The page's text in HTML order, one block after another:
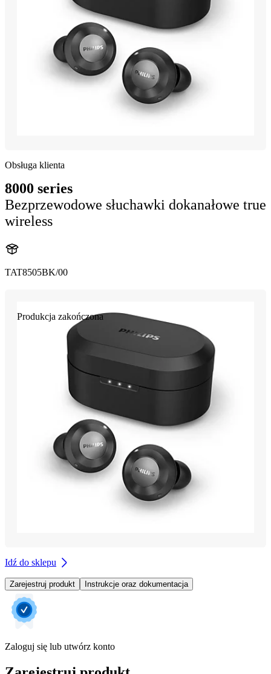
Obsługa klienta
8000 series
Bezprzewodowe słuchawki dokanałowe true
wireless
TAT8505BK/00
Produkcja zakończona
Idź do sklepu
Zarejestruj produkt Instrukcje oraz dokumentacja
Zaloguj się lub utwórz konto